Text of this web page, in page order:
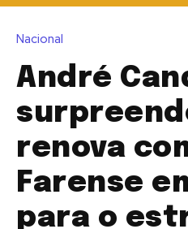
Nacional
André
renova
Farense
para o